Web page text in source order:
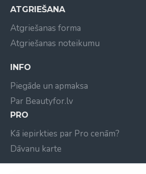
ATGRIEŠANA
Atgriešanas forma
Atgriešanas noteikumu
INFO
Piegāde un apmaksa
Par Beautyfor.lv
PRO
Kā iepirkties par Pro cenām?
Dāvanu karte